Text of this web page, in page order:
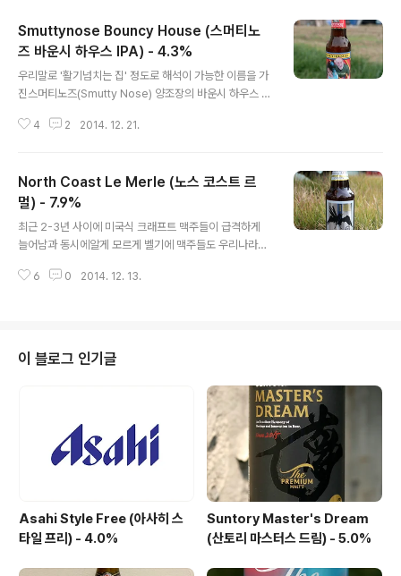
Smuttynose Bouncy House (스머티노
즈 바운시 하우스 IPA) - 4.3%
우리말로 '활기넘치는 집' 정도로 해석이 가능한 이름을 가
진스머티노즈(Smutty Nose) 양조장의 바운시 하우스 IP
품들이 들어오긴 했으나바운시 하우스 IPA 와 같은 세션(S
줄이되 그렇다고 밋밋하거나 심심하게 가지 않는 대중들이
즐기기에도 편한 가운데 최대한 맛을 잘 살려내는 타입의
맥주로세션 IPA, 세션 세종(Saison) 등 크래프트 씬에 불
고있는 하나의 기조입니다. - 블로그에 리뷰된 스머티노즈
PA (스머티노즈 빅 A IPA) - 9.7% - 20..
4 2 2014. 12. 21.
North Coast Le Merle (노스 코스트 르
멀) - 7.9%
최근 2-3년 사이에 미국식 크래프트 맥주들이 급격하게
늘어남과 동시에알게 모르게 벨기에 맥주들도 우리나라에
을 시작으로 많은 벨기에 맥주들이 들어왔는데,상당수의
이 아니고농촌의 농가적인 맥주도 있는데 바로 세종(Sais
on)스타일이 대표로, 벨기에 블론드, 브륀(브라운), 두벨,
트리펠에 비해서는 이상하리만큼세종(Saison) 스타일은
그나마 있던 맥주가 자취를 감추는 등국내에서 찾아보기
어려운 스타일이 된 것 같습니다. - 블로그에 리뷰된 노스
코스트(North Coas..
6 0 2014. 12. 13.
이 블로그 인기글
Asahi Style Free (아사히 스
타일 프리) - 4.0%
Suntory Master's Dream
(산토리 마스터스 드림) - 5.0%